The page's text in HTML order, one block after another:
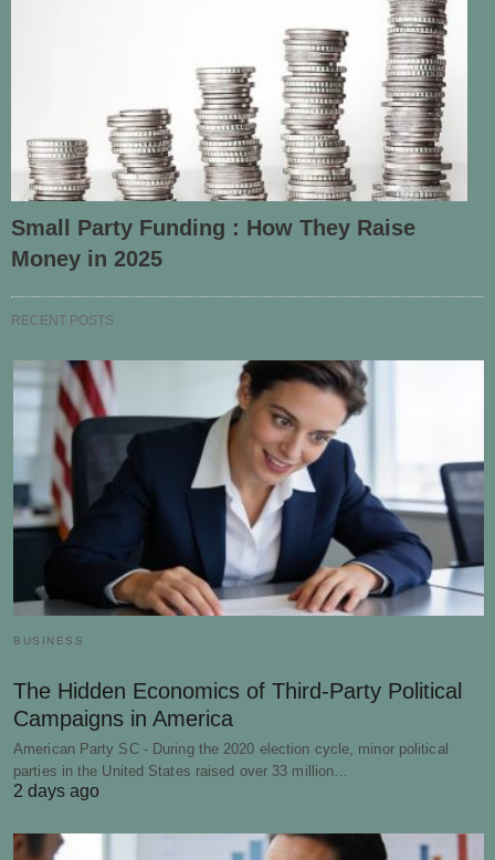
Small Party Funding : How They Raise
Money in 2025
RECENT POSTS
BUSINESS
The Hidden Economics of Third-Party Political
Campaigns in America
American Party SC - During the 2020 election cycle, minor political
parties in the United States raised over 33 million…
2 days ago